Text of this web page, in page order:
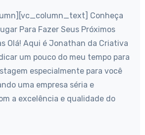
Conheça
Para Fazer Seus Próximos
Olá! Aqui é Jonathan da Criativa
um pouco do meu tempo para
especialmente para você
uma empresa séria e
a excelência e qualidade do